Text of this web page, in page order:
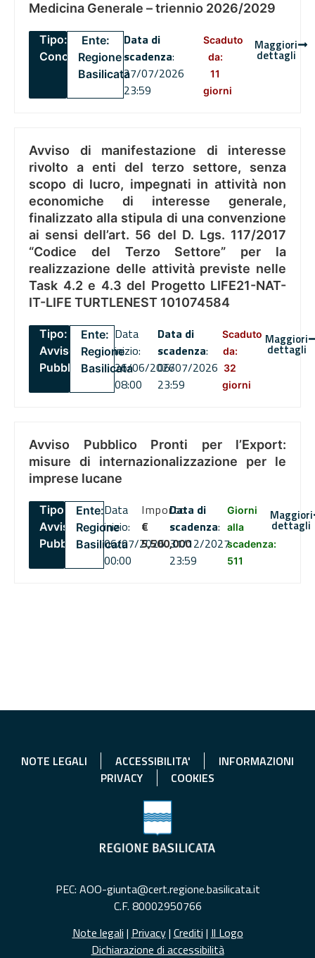
Medicina Generale – triennio 2026/2029
Tipo:
Concorsi
Ente:
Regione
Basilicata
Data di
scadenza:
27/07/2026
23:59
Scaduto
da:
11
giorni
Maggiori
dettagli
Avviso di manifestazione di interesse
rivolto a enti del terzo settore, senza
scopo di lucro, impegnati in attività non
economiche di interesse generale,
finalizzato alla stipula di una convenzione
ai sensi dell’art. 56 del D. Lgs. 117/2017
“Codice del Terzo Settore” per la
realizzazione delle attività previste nelle
Task 4.2 e 4.3 del Progetto LIFE21-NAT-
IT-LIFE TURTLENEST 101074584
Tipo:
Avviso
Pubblico
Ente:
Regione
Basilicata
Data
inizio:
26/06/2026
08:00
Data di
scadenza:
06/07/2026
23:59
Scaduto
da:
32
giorni
Maggiori
dettagli
Avviso Pubblico Pronti per l’Export:
misure di internazionalizzazione per le
imprese lucane
Tipo:
Avviso
Pubblico
Ente:
Regione
Basilicata
Data
inizio:
06/07/2026
00:00
Importo
€
5,500,000
Data di
scadenza:
31/12/2027
23:59
Giorni
alla
scadenza:
511
Maggiori
dettagli
NOTE LEGALI ACCESSIBILITA'
INFORMAZIONI
PRIVACY
COOKIES
PEC: AOO-giunta@cert.regione.basilicata.it
C.F. 80002950766
Note legali | Privacy| Crediti | Il Logo
Dichiarazione di accessibilità